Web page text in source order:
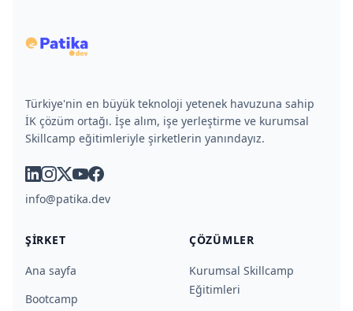
Türkiye'nin en büyük teknoloji yetenek havuzuna sahip
İK çözüm ortağı. İşe alım, işe yerleştirme ve kurumsal
Skillcamp eğitimleriyle şirketlerin yanındayız.
linkedin
instagram
x youtube
facebook
info@patika.dev
ŞIRKET
Ana sayfa
Bootcamp
ÇÖZÜMLER
Kurumsal Skillcamp
Eğitimleri